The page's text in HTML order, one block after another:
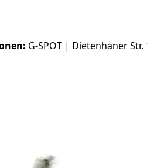
G-SPOT | Dietenhaner